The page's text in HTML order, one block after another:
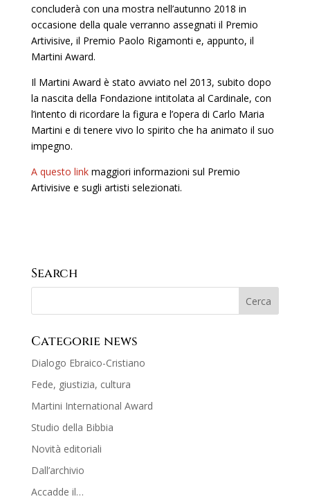
concluderà con una mostra nell’autunno 2018 in
occasione della quale verranno assegnati il Premio
Artivisive, il Premio Paolo Rigamonti e, appunto, il
Martini Award.
Il Martini Award è stato avviato nel 2013, subito dopo
la nascita della Fondazione intitolata al Cardinale, con
l’intento di ricordare la figura e l’opera di Carlo Maria
Martini e di tenere vivo lo spirito che ha animato il suo
impegno.
A questo linkmaggiori informazioni sul Premio
Artivisive e sugli artisti selezionati.
Search
Categorie news
Dialogo Ebraico-Cristiano
Fede, giustizia, cultura
Martini International Award
Studio della Bibbia
Novità editoriali
Dall’archivio
Accadde il…